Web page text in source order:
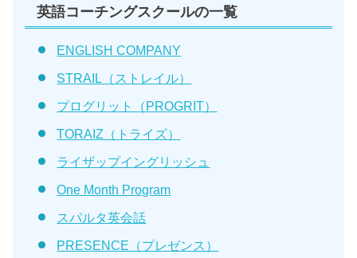
英語コーチングスクールの一覧
ENGLISH COMPANY
STRAIL（ストレイル）
プログリット（PROGRIT）
TORAIZ（トライズ）
ライザップイングリッシュ
One Month Program
スパルタ英会話
PRESENCE（プレゼンス）